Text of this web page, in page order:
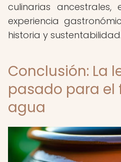
culinarias ancestrales,
experiencia
historia y sustentabilidad.
Conclusión: La
pasado para el
agua